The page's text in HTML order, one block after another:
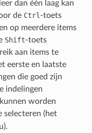
dan één laag kan
de Ctrl -toets
op meerdere items
Shift-toets
aan items te
eerste en laatste
die goed zijn
indelingen
worden
selecteren (het